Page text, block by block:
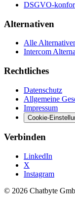
DSGVO-
Alternativen
Alle
Intercom
Rechtliches
Datenschutz
Allgemeine
Impressum
Cookie-
Verbinden
LinkedIn
X
Instagram
© 2026 Chatbyte